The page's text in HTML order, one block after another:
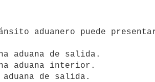
aduana de salida.
aduana interior.
de salida.